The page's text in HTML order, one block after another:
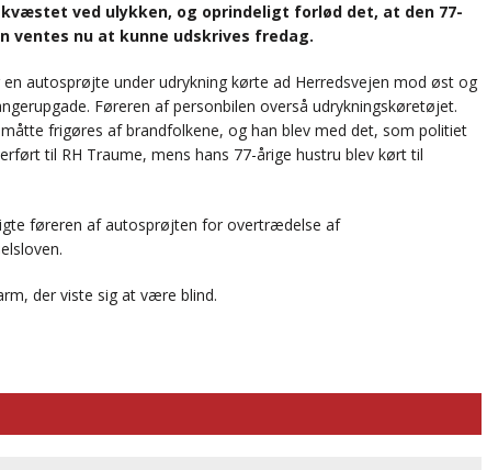
ved ulykken, og oprindeligt forlød det, at den 77-
ventes nu at kunne udskrives fredag.
autosprøjte under udrykning kørte ad Herredsvejen mod øst og
Føreren af personbilen overså udrykningskøretøjet.
frigøres af brandfolkene, og han blev med det, som politiet
til RH Traume, mens hans 77-årige hustru blev kørt til
føreren af autosprøjten for overtrædelse af
der viste sig at være blind.